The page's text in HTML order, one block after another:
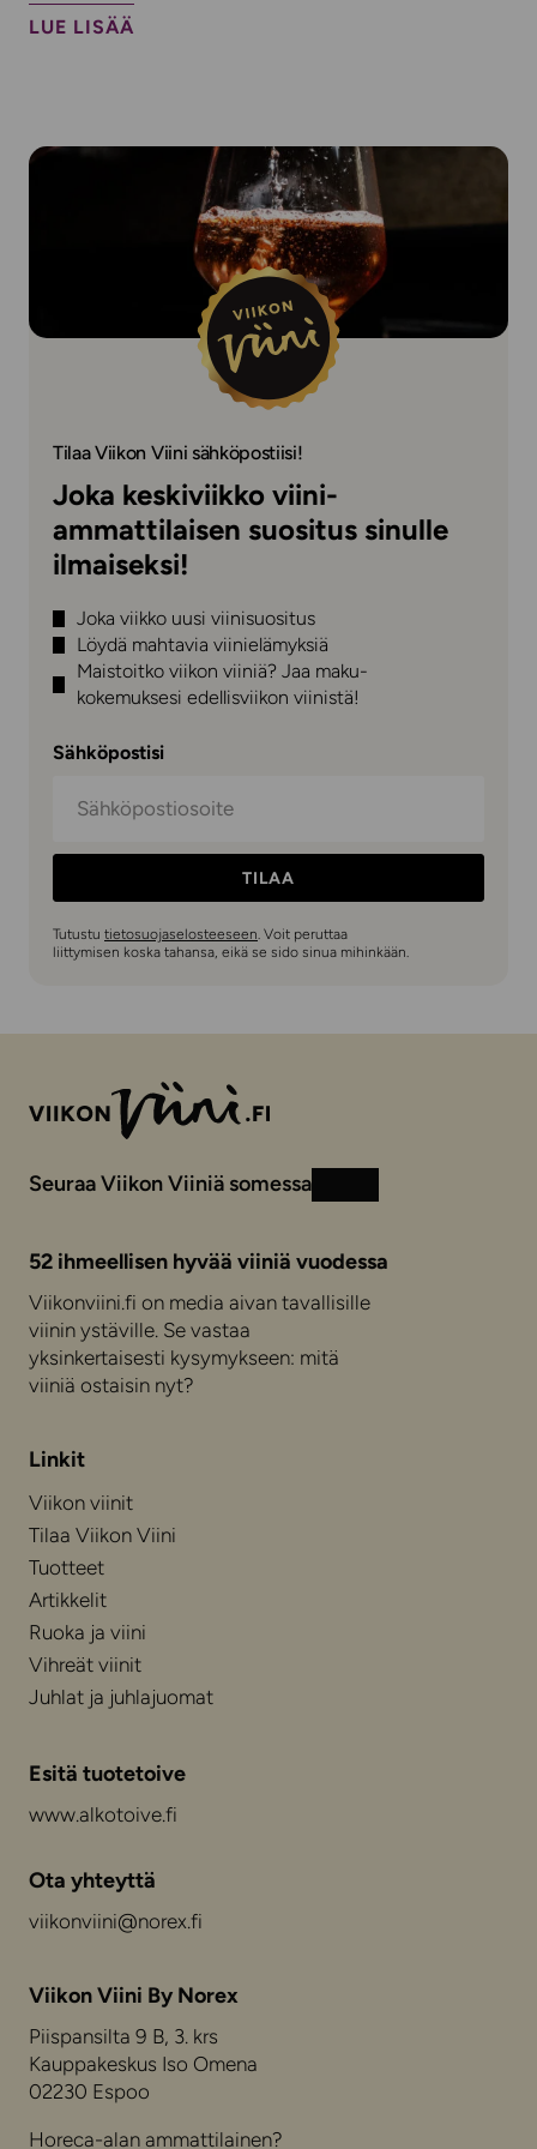
LUE LISÄÄ
Tilaa Viikon Viini sähköpostiisi!
Joka keskiviikko viini-
ammattilaisen suositus sinulle
ilmaiseksi!
Joka viikko uusi viinisuositus
Löydä mahtavia viinielämyksiä
Maistoitko viikon viiniä? Jaa maku-
kokemuksesi edellisviikon viinistä!
Sähköpostisi
TILAA
Tutustu tietosuojaselosteeseen . Voit peruttaa
liittymisen koska tahansa, eikä se sido sinua mihinkään.
Seuraa Viikon Viiniä somessa
52 ihmeellisen hyvää viiniä vuodessa
Viikonviini.fi on media aivan tavallisille
viinin ystäville. Se vastaa
yksinkertaisesti kysymykseen: mitä
viiniä ostaisin nyt?
Linkit
Viikon viinit
Tilaa Viikon Viini
Tuotteet
Artikkelit
Ruoka ja viini
Vihreät viinit
Juhlat ja juhlajuomat
Esitä tuotetoive
www.alkotoive.fi
Ota yhteyttä
viikonviini@norex.fi
Viikon Viini By Norex
Piispansilta 9 B, 3. krs
Kauppakeskus Iso Omena
02230 Espoo
Horeca-alan ammattilainen?